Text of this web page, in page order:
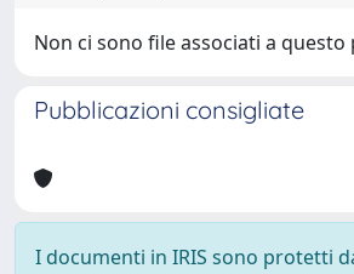
Non ci sono file associati a
Pubblicazioni consigliate
I documenti in IRIS sono protetti